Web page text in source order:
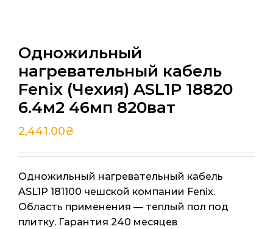
Одножильный
нагревательный кабель
Fenix (Чехия) ASL1P 18820
6.4м2 46мп 820ват
2,441.00₴
Одножильный нагревательный кабель
ASL1P 181100 чешской компании Fenix.
Область применения — теплый пол под
плитку. Гарантия 240 месяцев